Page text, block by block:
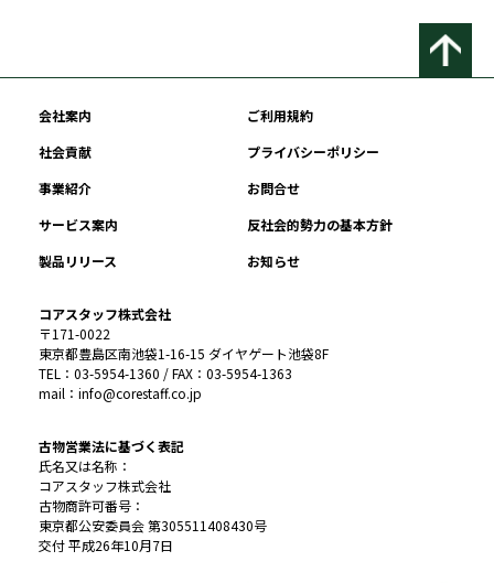
会社案内
ご利用規約
社会貢献
プライバシーポリシー
事業紹介
お問合せ
サービス案内
反社会的勢力の基本方針
製品リリース
お知らせ
コアスタッフ株式会社
〒171-0022
東京都豊島区南池袋1-16-15 ダイヤゲート池袋8F
TEL：03-5954-1360 / FAX：03-5954-1363
mail：info@corestaff.co.jp
古物営業法に基づく表記
氏名又は名称：
コアスタッフ株式会社
古物商許可番号：
東京都公安委員会 第305511408430号
交付 平成26年10月7日